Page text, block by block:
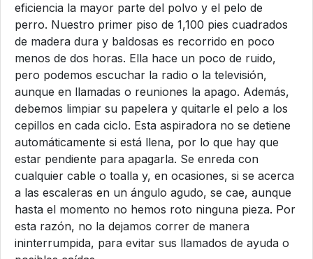
eficiencia la mayor parte del polvo y el pelo de
perro. Nuestro primer piso de 1,100 pies cuadrados
de madera dura y baldosas es recorrido en poco
menos de dos horas. Ella hace un poco de ruido,
pero podemos escuchar la radio o la televisión,
aunque en llamadas o reuniones la apago. Además,
debemos limpiar su papelera y quitarle el pelo a los
cepillos en cada ciclo. Esta aspiradora no se detiene
automáticamente si está llena, por lo que hay que
estar pendiente para apagarla. Se enreda con
cualquier cable o toalla y, en ocasiones, si se acerca
a las escaleras en un ángulo agudo, se cae, aunque
hasta el momento no hemos roto ninguna pieza. Por
esta razón, no la dejamos correr de manera
ininterrumpida, para evitar sus llamados de ayuda o